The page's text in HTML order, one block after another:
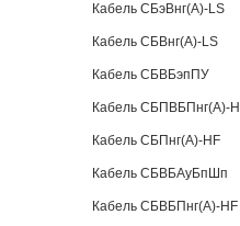
Кабель СБэВнг(А)-LS
Кабель СБВнг(А)-LS
Кабель СБВБэпПУ
Кабель СБПВБПнг(А)-
Кабель СБПнг(А)-HF
Кабель СБВБАуБпШп
Кабель СБВБПнг(А)-HF